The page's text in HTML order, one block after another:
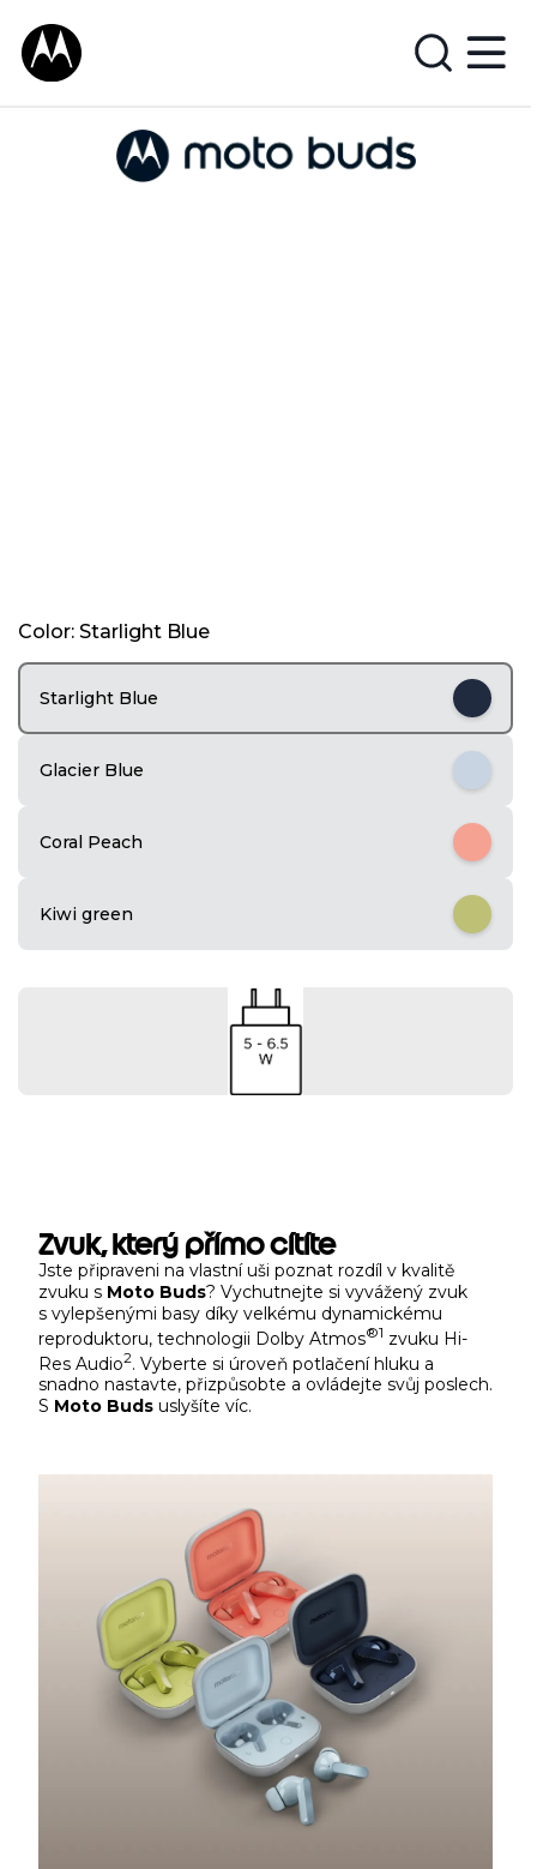
e
Color: Starlight Blue
Starlight Blue
Glacier Blue
Coral Peach
Kiwi green
Zvuk, který přímo cítíte
Jste připraveni na vlastní uši poznat rozdíl v kvalitě
zvuku s Moto Buds? Vychutnejte si vyvážený zvuk
s vylepšenými basy díky velkému dynamickému
reproduktoru, technologii Dolby Atmos®1 zvuku Hi-
Res Audio2. Vyberte si úroveň potlačení hluku a
snadno nastavte, přizpůsobte a ovládejte svůj poslech.
S Moto Buds uslyšíte víc.